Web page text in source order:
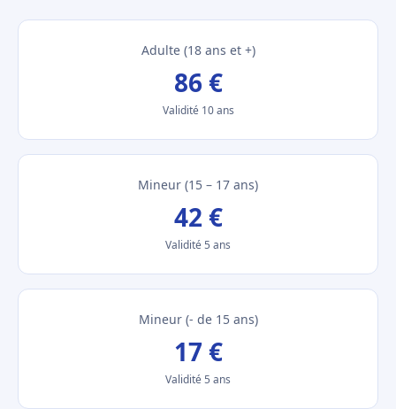
Adulte (18 ans et +)
86 €
Validité 10 ans
Mineur (15 – 17 ans)
42 €
Validité 5 ans
Mineur (- de 15 ans)
17 €
Validité 5 ans